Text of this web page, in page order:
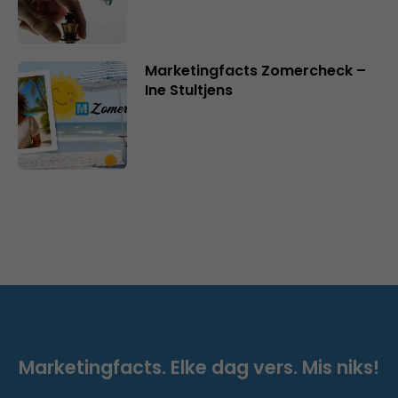
Marketingfacts Zomercheck –
Ine Stultjens
Marketingfacts. Elke dag vers. Mis niks!